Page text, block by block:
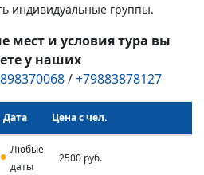
индивидуальные группы.
мест и условия тура вы
у наших
/+79883878127
Дата Цена с чел.
Любые
даты
2500 руб.